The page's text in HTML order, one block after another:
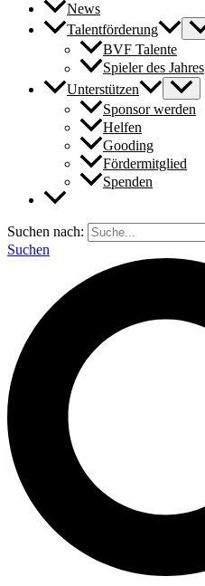
News
Talentförderung
BVF Talente
Spieler des Jahres
Unterstützen
Sponsor werden
Helfen
Gooding
Fördermitglied
Spenden
Suchen nach:
Suchen